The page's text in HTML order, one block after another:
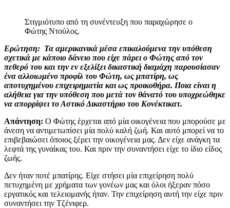
Στιγμιότυπο από τη συνέντευξη που παραχώρησε ο
Φώτης Ντούλος.
Ερώτηση: Τα αμερικανικά μέσα επικαλούμενα την υπόθεση
σχετικά με κάποιο δάνειο που είχε πάρει ο Φώτης από τον
πεθερό του και την εν εξελίξει δικαστική διαμάχη παρουσίασαν
ένα αλλοιωμένο προφίλ του Φώτη, ως μπατίρη, ως
αποτυχημένου επιχειρηματία και ως προικοθήρα. Ποια είναι η
αλήθεια για την υπόθεση που μετά τον θάνατό του υποχρεώθηκε
να απορρίψει το Αστικό Δικαστήριο του Κονέκτικατ.
Απάντηση: Ο Φώτης έρχεται από μία οικογένεια που μπορούσε με
άνεση να αντιμετωπίσει μία πολύ καλή ζωή. Και αυτό μπορεί να το
επιβεβαιώσει όποιος ξέρει την οικογένεια μας. Δεν είχε ανάγκη τα
λεφτά της γυναίκας του. Και πριν την συναντήσει είχε το ίδιο είδος
ζωής.
Δεν ήταν ποτέ μπατίρης. Είχε στήσει μία επιχείρηση πολύ
πετυχημένη με χρήματα των γονέων μας και όλοι ήξεραν πόσο
εργατικός και τελειομανής ήταν. Την επιχείρηση αυτή την είχε πριν
συναντήσει την Τζένιφερ.